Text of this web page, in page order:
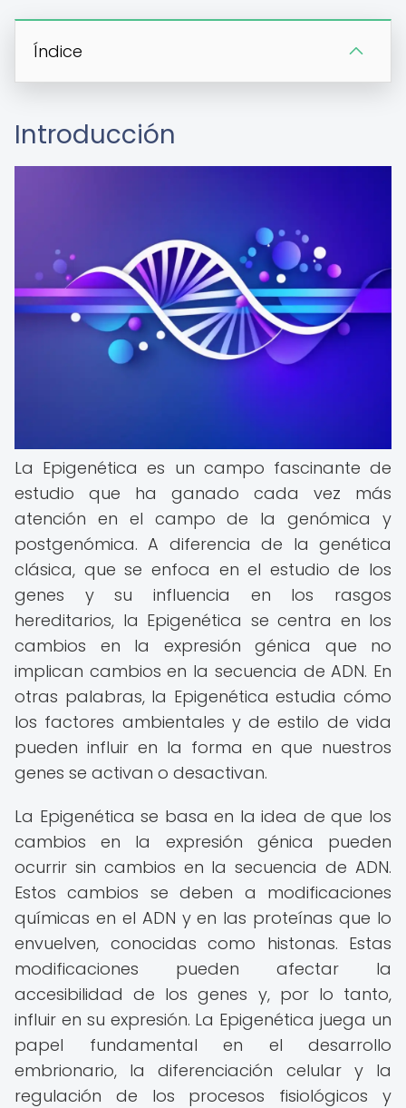
Índice
Introducción
La Epigenética es un campo fascinante de
estudio que ha ganado cada vez más
atención en el campo de la genómica y
postgenómica. A diferencia de la genética
clásica, que se enfoca en el estudio de los
genes y su influencia en los rasgos
hereditarios, la Epigenética se centra en los
cambios en la expresión génica que no
implican cambios en la secuencia de ADN. En
otras palabras, la Epigenética estudia cómo
los factores ambientales y de estilo de vida
pueden influir en la forma en que nuestros
genes se activan o desactivan.
La Epigenética se basa en la idea de que los
cambios en la expresión génica pueden
ocurrir sin cambios en la secuencia de ADN.
Estos cambios se deben a modificaciones
químicas en el ADN y en las proteínas que lo
envuelven, conocidas como histonas. Estas
modificaciones pueden afectar la
accesibilidad de los genes y, por lo tanto,
influir en su expresión. La Epigenética juega un
papel fundamental en el desarrollo
embrionario, la diferenciación celular y la
regulación de los procesos fisiológicos y